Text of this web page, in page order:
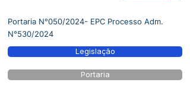
Portaria N°050/2024- EPC Processo Adm.
N°530/2024
Legislação
Portaria